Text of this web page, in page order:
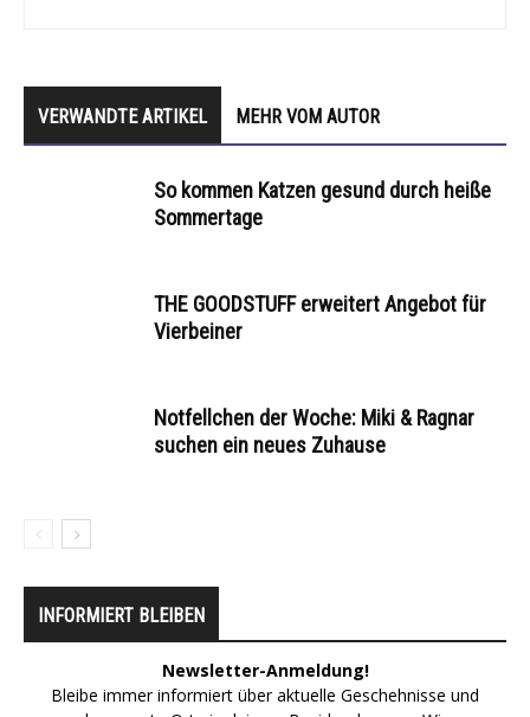
VERWANDTE ARTIKEL MEHR VOM AUTOR
So kommen Katzen gesund durch heiße
Sommertage
THE GOODSTUFF erweitert Angebot für
Vierbeiner
Notfellchen der Woche: Miki & Ragnar
suchen ein neues Zuhause
INFORMIERT BLEIBEN
Newsletter-Anmeldung!
Bleibe immer informiert über aktuelle Geschehnisse und